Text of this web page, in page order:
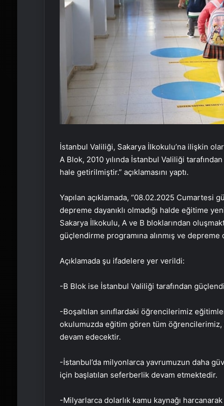
İstanbul Valiliği, Sakarya İlkokulu’na ilişkin
A Blok, 2010 yılında İstanbul Valiliği
hale getirilmiştir.” açıklamasını yaptı.
Yapılan açıklamada, “08.02.2025 Cumartesi
depreme dayanıklı olmadığı halde eğitime
Sakarya İlkokulu, A ve B bloklarından
güçlendirme programına alınmış ve depreme
Açıklamada şu ifadelere yer verildi:
-B Blok ise İstanbul Valiliği tarafından
-Boşaltılan sınıflardaki öğrencilerimiz
okulumuzda eğitim gören tüm
devam edecektir.
-İstanbul’da milyonlarca yavrumuzun daha
için başlatılan seferberlik devam etmektedir.
-Milyarlarca dolarlık kamu kaynağı harcanarak